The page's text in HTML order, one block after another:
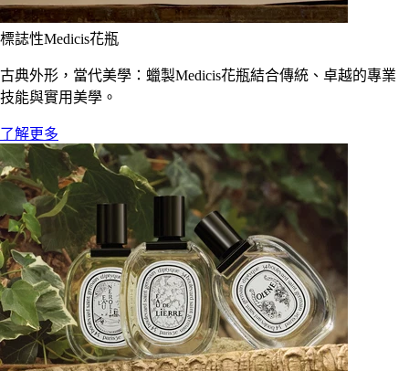
標誌性Medicis花瓶
古典外形，當代美學：蠟製Medicis花瓶結合傳統、卓越的專業
技能與實用美學。
了解更多